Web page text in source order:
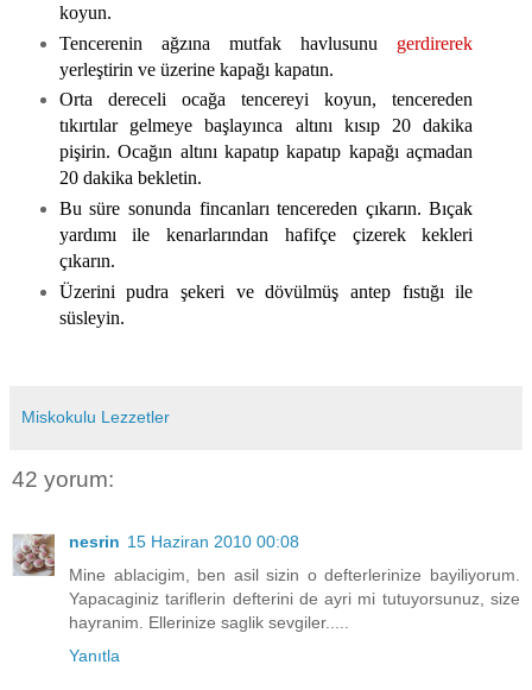
koyun.
Tencerenin ağzına mutfak havlusunu gerdirerek
yerleştirin ve üzerine kapağı kapatın.
Orta dereceli ocağa tencereyi koyun, tencereden
tıkırtılar gelmeye başlayınca altını kısıp 20 dakika
pişirin. Ocağın altını kapatıp kapatıp kapağı açmadan
20 dakika bekletin.
Bu süre sonunda fincanları tencereden çıkarın. Bıçak
yardımı ile kenarlarından hafifçe çizerek kekleri
çıkarın.
Üzerini pudra şekeri ve dövülmüş antep fıstığı ile
süsleyin.
Miskokulu Lezzetler
42 yorum:
nesrin 15 Haziran 2010 00:08
Mine ablacigim, ben asil sizin o defterlerinize bayiliyorum.
Yapacaginiz tariflerin defterini de ayri mi tutuyorsunuz, size
hayranim. Ellerinize saglik sevgiler.....
Yanıtla